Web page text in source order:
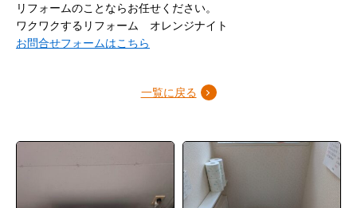
リフォームのことならお任せください。
ワクワクするリフォーム オレンジナイト
お問合せフォームはこちら
一覧に戻る